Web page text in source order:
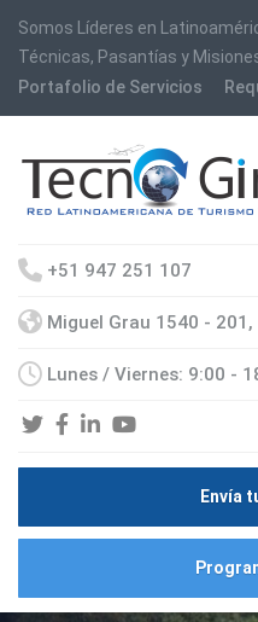
Somos Líderes en
Técnicas, Pasantías y
Portafolio de Servicios
+51 947 251 107
Miguel Grau 1540 -
Lunes / Viernes: 9:00 -
Envía